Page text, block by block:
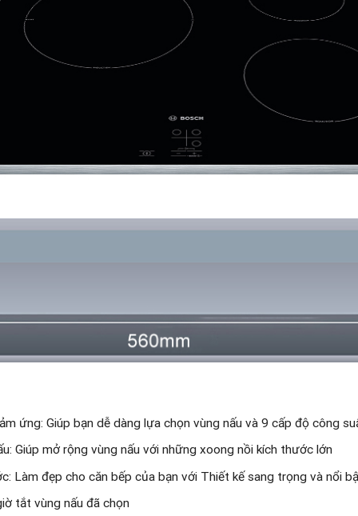
ứng: Giúp bạn dễ dàng lựa chọn vùng nấu và 9 cấp độ công
Giúp mở rộng vùng nấu với những xoong nồi kích thước lớn
Làm đẹp cho căn bếp của bạn với Thiết kế sang trọng và nổi
tắt vùng nấu đã chọn